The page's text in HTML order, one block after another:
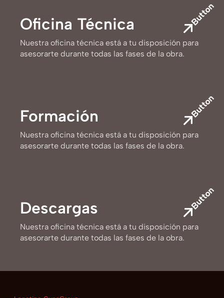
Button
Oficina Técnica
Nuestra oficina técnica está a tu disposición para
asesorarte durante todas las fases de la obra.
Button
Formación
Nuestra oficina técnica está a tu disposición para
asesorarte durante todas las fases de la obra.
Button
Descargas
Nuestra oficina técnica está a tu disposición para
asesorarte durante todas las fases de la obra.